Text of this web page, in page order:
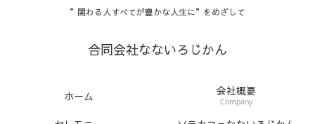
”関わる人すべてが豊かな人生に”をめざして
合同会社なないろじかん
ホーム 会社概要
Company